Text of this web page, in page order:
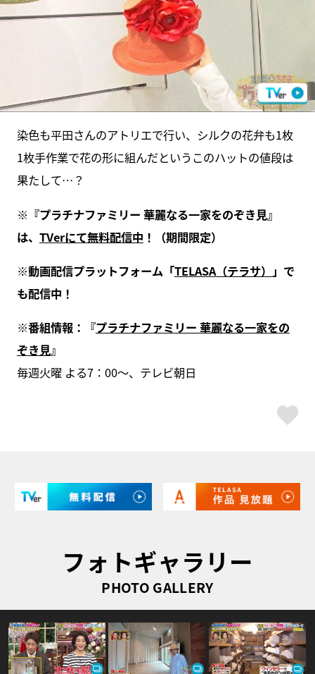
染色も平田さんのアトリエで行い、シルクの花弁も1枚
1枚手作業で花の形に組んだというこのハットの値段は
果たして…？
※『プラチナファミリー 華麗なる一家をのぞき見』
は、 TVerにて無料配信中 ！（期間限定）
※動画配信プラットフォーム「TELASA（テラサ） 」で
も配信中！
※番組情報：『プラチナファミリー 華麗なる一家をの
ぞき見』
毎週火曜 よる7：00～、テレビ朝日
フォトギャラリー
PHOTO GALLERY